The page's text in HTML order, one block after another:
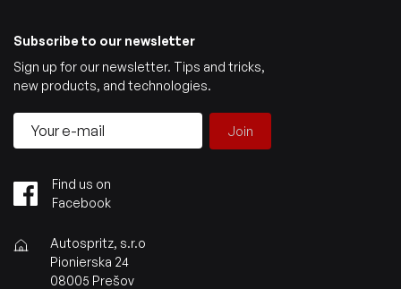
Subscribe to our newsletter
Sign up for our newsletter. Tips and tricks,
new products, and technologies.
Join
Find us on
Facebook
Autospritz, s.r.o
Pionierska 24
08005 Prešov